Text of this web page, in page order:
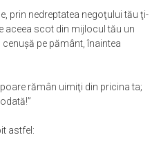
prin nedreptatea negoţului tău ţi-
aceea scot din mijlocul tău un
pe pământ, înaintea
rămân uimiţi din pricina ta;
astfel: